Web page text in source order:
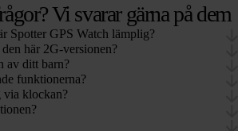
Vi svarar gärna på dem
Spotter GPS Watch lämplig?
här 2G-versionen?
av ditt barn?
funktionerna?
via klockan?